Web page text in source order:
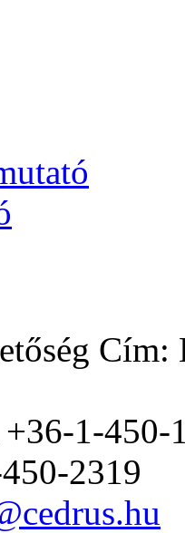
Cím:
+36-1-450-
2319